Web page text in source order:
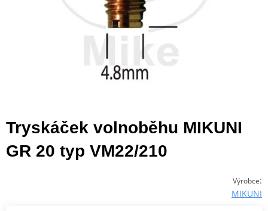
Tryskáček volnoběhu MIKUNI
GR 20 typ VM22/210
Výrobce:
MIKUNI